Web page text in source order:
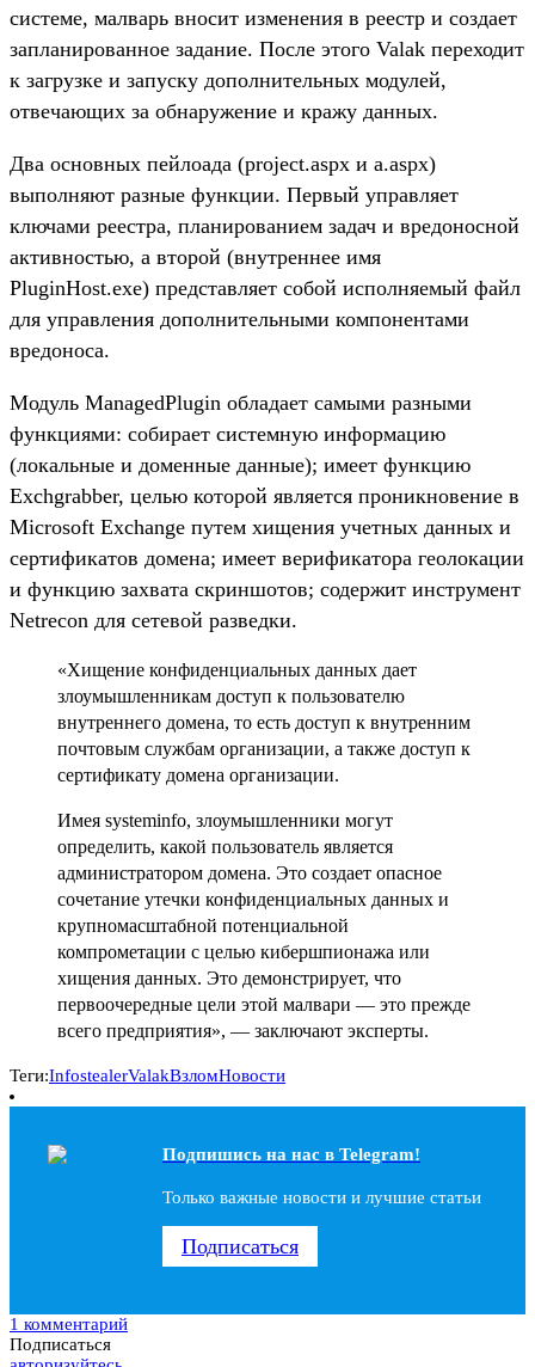
системе, малварь вносит изменения в реестр и создает
запланированное задание. После этого Valak переходит
к загрузке и запуску дополнительных модулей,
отвечающих за обнаружение и кражу данных.
Два основных пейлоада (project.aspx и a.aspx)
выполняют разные функции. Первый управляет
ключами реестра, планированием задач и вредоносной
активностью, а второй (внутреннее имя
PluginHost.exe) представляет собой исполняемый файл
для управления дополнительными компонентами
вредоноса.
Модуль ManagedPlugin обладает самыми разными
функциями: собирает системную информацию
(локальные и доменные данные); имеет функцию
Exchgrabber, целью которой является проникновение в
Microsoft Exchange путем хищения учетных данных и
сертификатов домена; имеет верификатора геолокации
и функцию захвата скриншотов; содержит инструмент
Netrecon для сетевой разведки.
«Хищение конфиденциальных данных дает
злоумышленникам доступ к пользователю
внутреннего домена, то есть доступ к внутренним
почтовым службам организации, а также доступ к
сертификату домена организации.
Имея systeminfo, злоумышленники могут
определить, какой пользователь является
администратором домена. Это создает опасное
сочетание утечки конфиденциальных данных и
крупномасштабной потенциальной
компрометации с целью кибершпионажа или
хищения данных. Это демонстрирует, что
первоочередные цели этой малвари — это прежде
всего предприятия», — заключают эксперты.
Теги:InfostealerValakВзломНовости
Подпишись на наc в Telegram!
Только важные новости и лучшие статьи
Подписаться
1 комментарий
Подписаться